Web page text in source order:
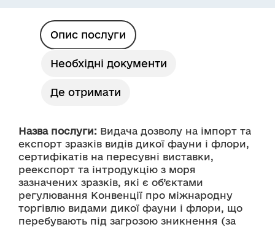
Опис послуги
Необхідні документи
Де отримати
Назва послуги: Видача дозволу на імпорт та
експорт зразків видів дикої фауни і флори,
сертифікатів на пересувні виставки,
реекспорт та інтродукцію з моря
зазначених зразків, які є об’єктами
регулювання Конвенції про міжнародну
торгівлю видами дикої фауни і флори, що
перебувають під загрозою зникнення (за